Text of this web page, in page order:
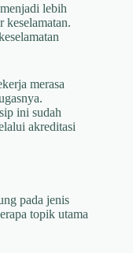
lebih
keselamatan.
merasa
ini sudah
akreditasi
pada jenis
topik utama